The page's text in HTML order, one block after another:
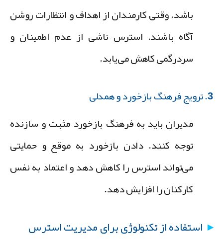
باشد. وقتی کارمندان از اهداف و انتظارات روشن
آگاه باشند، استرس ناشی از عدم اطمینان و
سردرگمی کاهش می‌یابد.
مدیران باید به فرهنگ بازخورد مثبت و سازنده
توجه کنند. دادن بازخورد به موقع و حمایتی
می‌تواند استرس را کاهش دهد و اعتماد به نفس
کارکنان را افزایش دهد.
استفاده از تکنولوژی برای مدیریت استرس